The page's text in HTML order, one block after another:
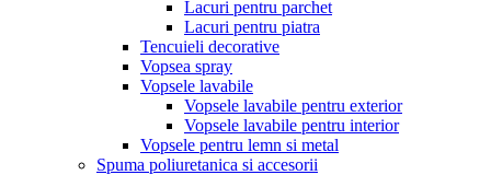
Lacuri pentru parchet
Lacuri pentru piatra
Tencuieli decorative
Vopsea spray
Vopsele lavabile
Vopsele lavabile pentru exterior
Vopsele lavabile pentru interior
Vopsele pentru lemn si metal
Spuma poliuretanica si accesorii